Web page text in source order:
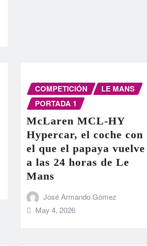
COMPETICIÓN
LE MANS
PORTADA 1
McLaren MCL-HY
Hypercar, el coche con
el que el papaya vuelve
a las 24 horas de Le
Mans
José Armando Gómez
May 4, 2026